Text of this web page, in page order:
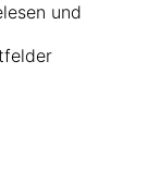
und